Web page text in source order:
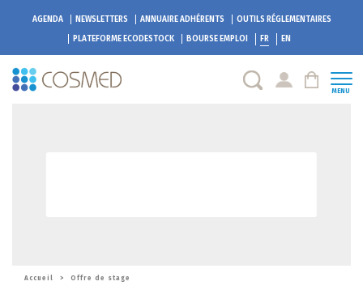
AGENDA NEWSLETTERS ANNUAIRE ADHÉRENTS
OUTILS RÉGLEMENTAIRES
PLATEFORME ECODESTOCK BOURSE EMPLOI FR EN
MENU
Accueil > Offre de stage